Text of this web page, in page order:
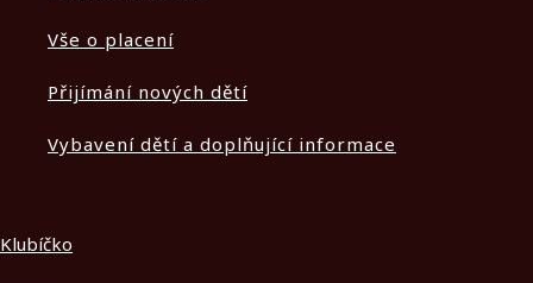
Vše o placení
Přijímání nových dětí
Vybavení dětí a doplňující informace
Klubíčko